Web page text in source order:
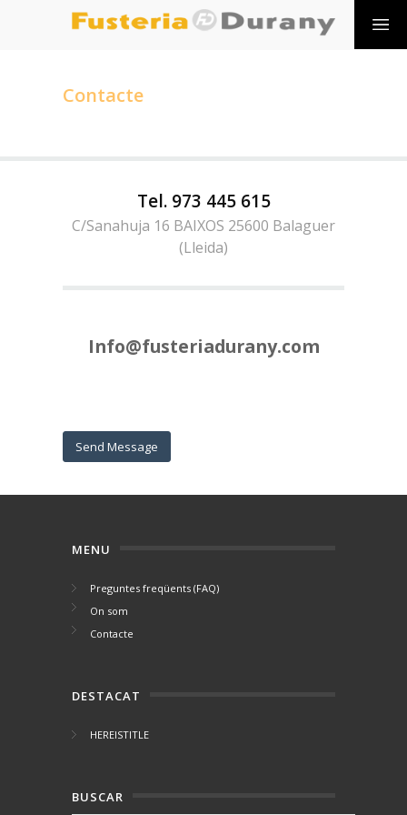
Contacte
Tel. 973 445 615
C/Sanahuja 16 BAIXOS 25600 Balaguer
(Lleida)
Info@fusteriadurany.com
MENU
Preguntes freqüents (FAQ)
On som
Contacte
DESTACAT
HEREISTITLE
BUSCAR